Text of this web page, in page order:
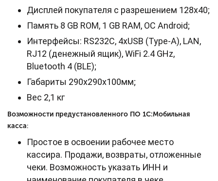
Дисплей покупателя с разрешением 128х40;
Память 8 GB ROM, 1 GB RAM, ОС Android;
Интерфейсы: RS232C, 4хUSB (Type-A), LAN,
RJ12 (денежный ящик), WiFi 2.4 GHz,
Bluetooth 4 (BLE);
Габариты 290х290х100мм;
Вес 2,1 кг
Возможности предустановленного ПО 1С:Мобильная
касса:
Простое в освоении рабочее место
кассира. Продажи, возвраты, отложенные
чеки. Возможность указать ИНН и